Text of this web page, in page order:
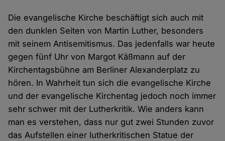
Die evangelische Kirche beschäftigt sich auch mit
den dunklen Seiten von Martin Luther, besonders
mit seinem Antisemitismus. Das jedenfalls war heute
gegen fünf Uhr von Margot Käßmann auf der
Kirchentagsbühne am Berliner Alexanderplatz zu
hören. In Wahrheit tun sich die evangelische Kirche
und der evangelische Kirchentag jedoch noch immer
sehr schwer mit der Lutherkritik. Wie anders kann
man es verstehen, dass nur gut zwei Stunden zuvor
das Aufstellen einer lutherkritischen Statue der